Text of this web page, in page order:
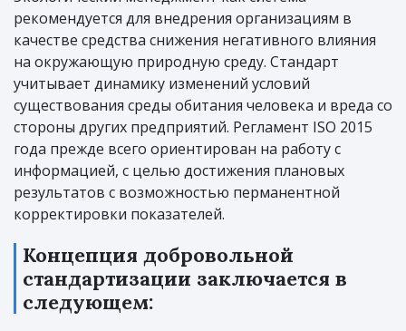
рекомендуется для внедрения организациям в
качестве средства снижения негативного влияния
на окружающую природную среду. Стандарт
учитывает динамику изменений условий
существования среды обитания человека и вреда со
стороны других предприятий. Регламент ISO 2015
года прежде всего ориентирован на работу с
информацией, с целью достижения плановых
результатов с возможностью перманентной
корректировки показателей.
Концепция добровольной
стандартизации заключается в
следующем: